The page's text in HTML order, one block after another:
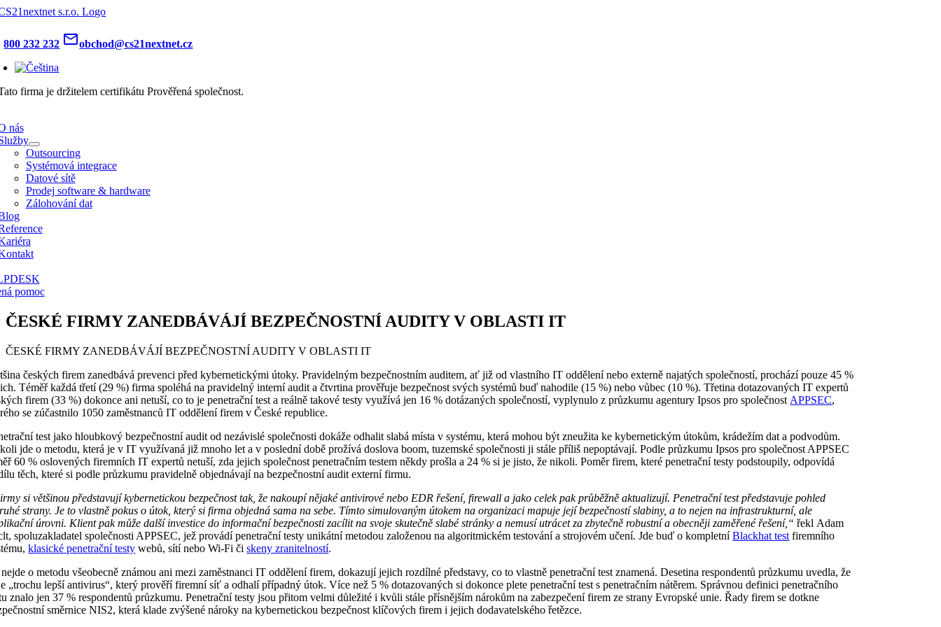
Skip
800 232 232 mail_outlineobchod@cs21nextnet.cz
nás
Outsourcing
Systémová integrace
Datové sítě
Prodej software & hardware
Zálohování dat
pomoc
ČESKÉ FIRMY ZANEDBÁVÁJÍ BEZPEČNOSTNÍ AUDITY V OBLASTI IT
ČESKÉ FIRMY ZANEDBÁVÁJÍ BEZPEČNOSTNÍ AUDITY V OBLASTI IT
českých firem zanedbává prevenci před kybernetickými útoky. Pravidelným bezpečnostním auditem, ať již od vlastního IT oddělení nebo externě najatých společností, prochází pouze 45 %
Téměř každá třetí (29 %) firma spoléhá na pravidelný interní audit a čtvrtina prověřuje bezpečnost svých systémů buď nahodile (15 %) nebo vůbec (10 %). Třetina dotazovaných IT expertů
firem (33 %) dokonce ani netuší, co to je penetrační test a reálně takové testy využívá jen 16 % dotázaných společností, vyplynulo z průzkumu agentury Ipsos pro společnost APPSEC,
se zúčastnilo 1050 zaměstnanců IT oddělení firem v České republice.
test jako hloubkový bezpečnostní audit od nezávislé společnosti dokáže odhalit slabá místa v systému, která mohou být zneužita ke kybernetickým útokům, krádežím dat a podvodům.
jde o metodu, která je v IT využívaná již mnoho let a v poslední době prožívá doslova boom, tuzemské společnosti ji stále příliš nepoptávají. Podle průzkumu Ipsos pro společnost APPSEC
60 % oslovených firemních IT expertů netuší, zda jejich společnost penetračním testem někdy prošla a 24 % si je jisto, že nikoli. Poměr firem, které penetrační testy podstoupily, odpovídá
těch, které si podle průzkumu pravidelně objednávají na bezpečnostní audit externí firmu.
si většinou představují kybernetickou bezpečnost tak, že nakoupí nějaké antivirové nebo EDR řešení, firewall a jako celek pak průběžně aktualizují. Penetrační test představuje pohled
strany. Je to vlastně pokus o útok, který si firma objedná sama na sebe. Tímto simulovaným útokem na organizaci mapuje její bezpečností slabiny, a to nejen na infrastrukturní, ale
úrovni. Klient pak může další investice do informační bezpečnosti zacílit na svoje skutečně slabé stránky a nemusí utrácet za zbytečně robustní a obecněji zaměřené řešení,“ řekl Adam
spoluzakladatel společnosti APPSEC, jež provádí penetrační testy unikátní metodou založenou na algoritmickém testování a strojovém učení. Jde buď o kompletníBlackhat test firemního
klasické penetrační testy webů, sítí nebo Wi-Fi čiskeny zranitelností.
o metodu všeobecně známou ani mezi zaměstnanci IT oddělení firem, dokazují jejich rozdílné představy, co to vlastně penetrační test znamená. Desetina respondentů průzkumu uvedla, že
„trochu lepší antivirus“, který prověří firemní síť a odhalí případný útok. Více než 5 % dotazovaných si dokonce plete penetrační test s penetračním nátěrem. Správnou definici penetračního
znalo jen 37 % respondentů průzkumu. Penetrační testy jsou přitom velmi důležité i kvůli stále přísnějším nárokům na zabezpečení firem ze strany Evropské unie. Řady firem se dotkne
směrnice NIS2, která klade zvýšené nároky na kybernetickou bezpečnost klíčových firem i jejich dodavatelského řetězce.